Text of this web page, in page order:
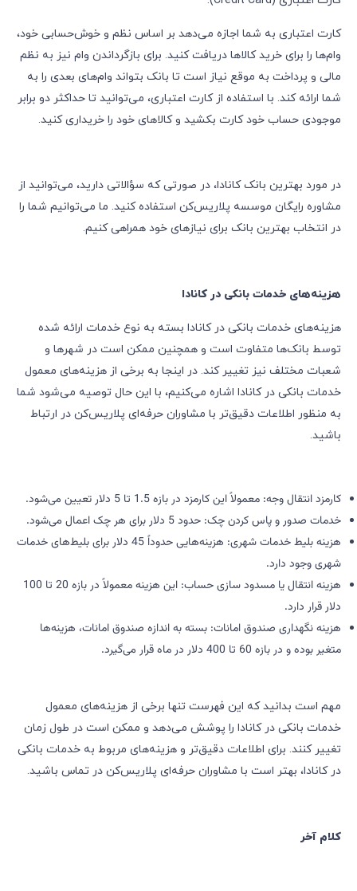
کارت اعتباری به شما اجازه می‌دهد بر اساس نظم و خوش‌حسابی خود،
وام‌ها را برای خرید کالاها دریافت کنید. برای بازگرداندن وام نیز به نظم
مالی و پرداخت به موقع نیاز است تا بانک بتواند وام‌های بعدی را به
شما ارائه کند. با استفاده از کارت اعتباری، می‌توانید تا حداکثر دو برابر
موجودی حساب خود کارت بکشید و کالاهای خود را خریداری کنید.
در مورد بهترین بانک کانادا، در صورتی که سؤالاتی دارید، می‌توانید از
مشاوره‌ رایگان موسسه پلاریس‌کن استفاده کنید. ما می‌توانیم شما را
در انتخاب بهترین بانک برای نیازهای خود همراهی کنیم.
هزینه‌های خدمات بانکی در کانادا
هزینه‌های خدمات بانکی در کانادا بسته به نوع خدمات ارائه شده
توسط بانک‌ها متفاوت است و همچنین ممکن است در شهرها و
شعبات مختلف نیز تغییر کند. در اینجا به برخی از هزینه‌های معمول
خدمات بانکی در کانادا اشاره می‌کنیم، با این حال توصیه می‌شود شما
به منظور اطلاعات دقیق‌تر با مشاوران حرفه‌ای پلاریس‌کن در ارتباط
باشید.
کارمزد انتقال وجه: معمولاً این کارمزد در بازه 1.5 تا 5 دلار تعیین می‌شود.
خدمات صدور و پاس کردن چک: حدود 5 دلار برای هر چک اعمال می‌شود.
هزینه بلیط خدمات شهری: هزینه‌هایی حدوداً 45 دلار برای بلیط‌های خدمات
شهری وجود دارد.
هزینه انتقال یا مسدود سازی حساب: این هزینه معمولاً در بازه 20 تا 100
دلار قرار دارد.
هزینه نگهداری صندوق امانات: بسته به اندازه صندوق امانات، هزینه‌ها
متغیر بوده و در بازه 60 تا 400 دلار در ماه قرار می‌گیرد.
مهم است بدانید که این فهرست تنها برخی از هزینه‌های معمول
خدمات بانکی در کانادا را پوشش می‌دهد و ممکن است در طول زمان
تغییر کنند. برای اطلاعات دقیق‌تر و هزینه‌های مربوط به خدمات بانکی
در کانادا، بهتر است با مشاوران حرفه‌ای پلاریس‌کن در تماس باشید.
کلام آخر